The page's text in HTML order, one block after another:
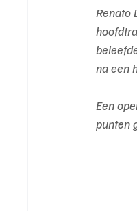
KM - Meest
Introductie
Renato
na een
Een
punten